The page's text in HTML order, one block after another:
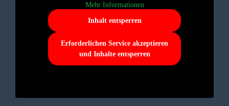
Mehr Informationen
Inhalt entsperren
Erforderlichen Service akzeptieren
und Inhalte entsperren